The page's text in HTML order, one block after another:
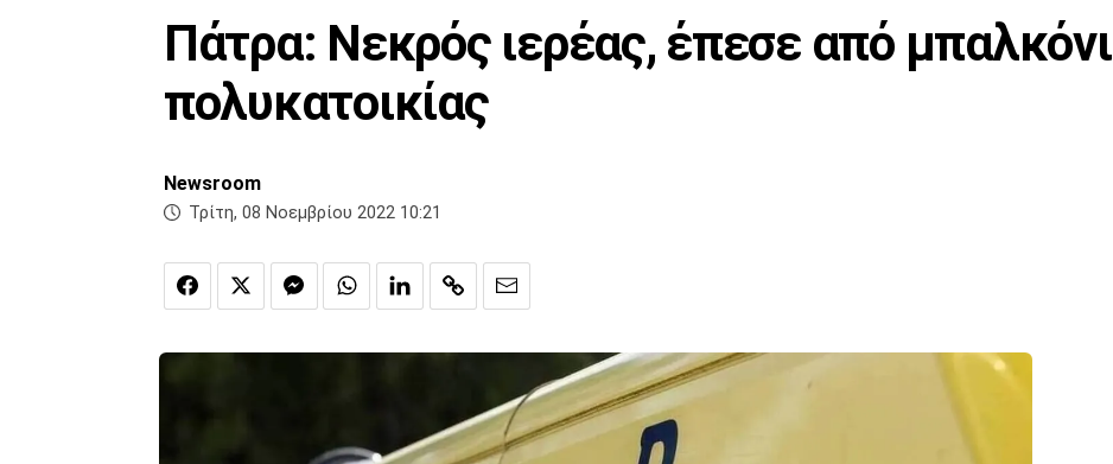
Πάτρα: Νεκρός ιερέας, έπεσε από μπαλκόνι
πολυκατοικίας
Newsroom
Τρίτη, 08 Νοεμβρίου 2022 10:21